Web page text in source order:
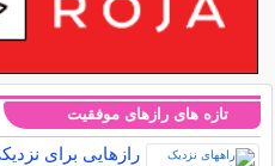
تازه های رازهای موفقیت
رازهایی برای